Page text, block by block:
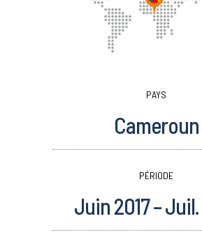
PAYS
Cameroun
PÉRIODE
Juin 2017 –